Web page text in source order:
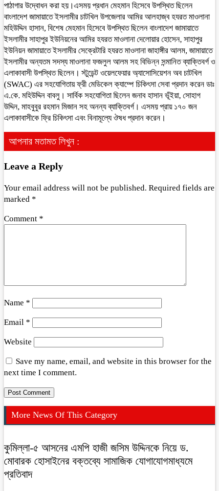
পাঠাগার উদ্বোধন করা হয়।এসময় প্রধান মেহমান হিসেবে উপস্থিত ছিলেন
বাংলাদেশ জামায়াতে ইসলামীর চাটখিল উপজেলার আমির আলহাজ্ব হযরত মাওলানা
মহিউদ্দিন হাসান, বিশেষ মেহমান হিসেবে উপস্থিত ছিলেন বাংলাদেশ জামায়াতে
ইসলামীর সাহাপুর ইউনিয়নের আমির হযরত মাওলানা দেলোয়ার হোসেন, সাহাপুর
ইউনিয়ন জামায়াতে ইসলামীর সেক্রেটারি হযরত মাওলানা জাহাঙ্গীর আলম, জামায়াতে
ইসলামীর অন্যতম সদস্য মাওলানা ফজলুল আলম সহ বিভিন্ন সন্মানিত ব্যাক্তিবর্গ ও
এলাকাবাসী উপস্থিত ছিলেন। স্টুডেন্ট ওয়েলফেয়ার অ্যাসোসিয়েশন অব চাটখিল
(SWAC) এর সহযোগিতায় ফ্রী মেডিকেল ক্যাম্পে চিকিৎসা সেবা প্রদান করেন ডাঃ
এ.কে. মহিউদ্দিন বাবলু। সার্বিক সহযোগিতা ছিলেন জনাব হাসান ভূঁইয়া, সোহাগ
উদ্দিন, মাহবুবুর রহমান মিজান সহ অনন্য ব্যাক্তিবর্গ। এসময় প্রায় ১৭০ জন
এলাকাবাসীকে ফ্রি চিকিৎসা এবং বিনামূল্যে ঔষধ প্রদান করেন।
আপনার মতামত লিখুন :
Leave a Reply
Your email address will not be published. Required fields are
marked *
Comment *
Name *
Email *
Website
Save my name, email, and website in this browser for the
next time I comment.
More News Of This Category
কুমিল্লা-৫ আসনের এমপি হাজী জসিম উদ্দিনকে নিয়ে ড.
মোবারক হোসাইনের বক্তব্যে সামাজিক যোগাযোগমাধ্যমে
প্রতিবাদ